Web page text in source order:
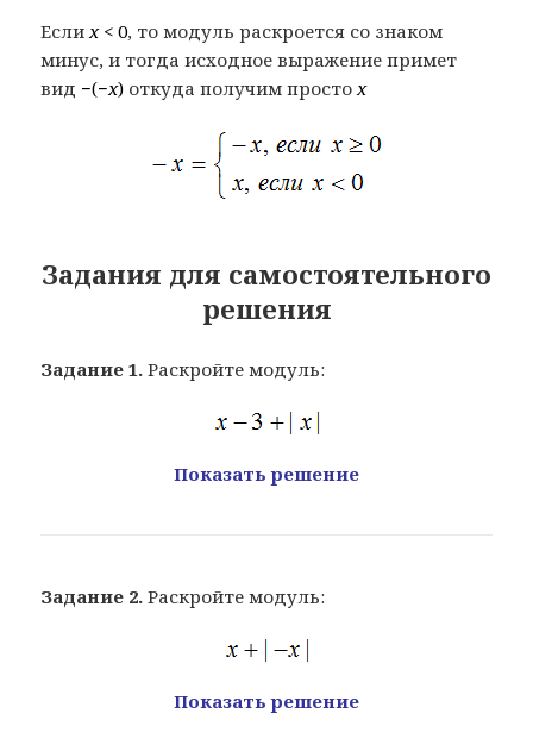
Если x < 0, то модуль раскроется со знаком
минус, и тогда исходное выражение примет
вид −(−x) откуда получим просто x
Задания для самостоятельного
решения
Задание 1. Раскройте модуль:
Показать решение
Задание 2. Раскройте модуль:
Показать решение